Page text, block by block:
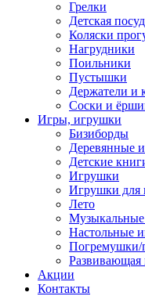
Грелки
Детская
Коляски
Нагрудники
Поильники
Пустышки
Держатели и
Соски и
Игры, игрушки
Бизиборды
Деревянные
Детские
Игрушки
Игрушки для
Лето
Настольные
Погремушки/
Развивающая
Акции
Контакты